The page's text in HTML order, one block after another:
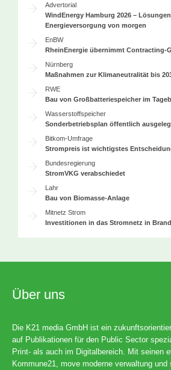
Advertorial
WindEnergy Hamburg 2026 –
Energieversorgung von morgen
EnBW
RheinEnergie übernimmt Contracting-
Nürnberg
Maßnahmen zur Klimaneutralität bis
RWE
Bau von Großbatteriespeicher im
Wasserstoffspeicher
Sonderbetriebsplan öffentlich
Bitkom-Umfrage
Strompreis ist wichtigstes
Bundesregierung
StromVKG verabschiedet
Lahr
Bau von Biomasse-Anlage
Mitnetz Strom
Investitionen in das Stromnetz in
Über uns
Die K21 media GmbH ist ein
auf Publikationen für den Public Sector
Print- als auch im Digitalbereich. Mit seinen
Kommune21, move moderne verwaltung